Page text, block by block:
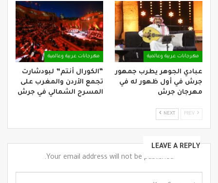
مهرجانات عربية وعالمية
عبادي الجوهر يطرب جمهور
جرش في أول ظهور له في
مهرجان جرش
مهرجانات عربية وعالمية
“الكورال أنتم” لبودشارت
تجمع الأردن والمغرب على
المسرح الشمالي في جرش
NEXT
LEAVE A REPLY
Your email address will not be published.